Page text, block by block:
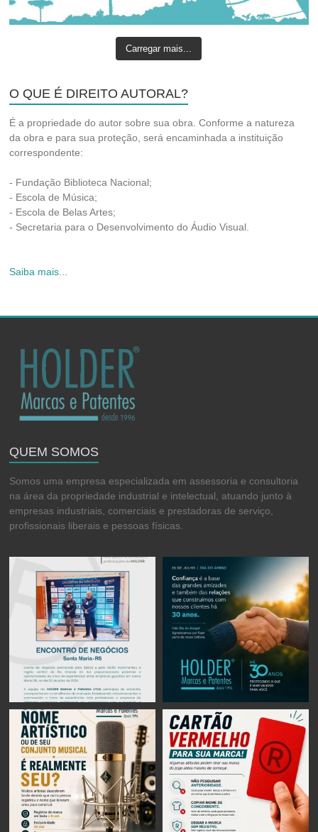
Carregar mais...
O QUE É DIREITO AUTORAL?
É a propriedade do autor sobre sua obra. Conforme a natureza
da obra e para sua proteção, será encaminhada a instituição
correspondente:
- Fundação Biblioteca Nacional;
- Escola de Música;
- Escola de Belas Artes;
- Secretaria para o Desenvolvimento do Áudio Visual.
Saiba mais...
QUEM SOMOS
Somos uma empresa especializada em assessoria e consultoria
na área da propriedade industrial e intelectual, atuando junto à
empresas industriais, comerciais e prestadoras de serviço,
profissionais liberais e pessoas físicas.